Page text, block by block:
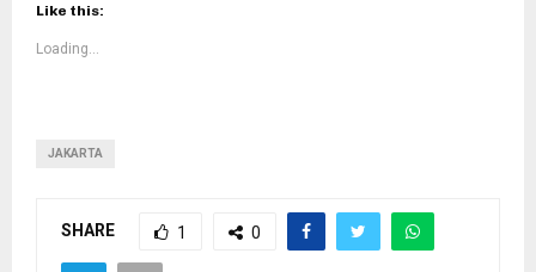
Like this:
Loading...
JAKARTA
SHARE 1 0